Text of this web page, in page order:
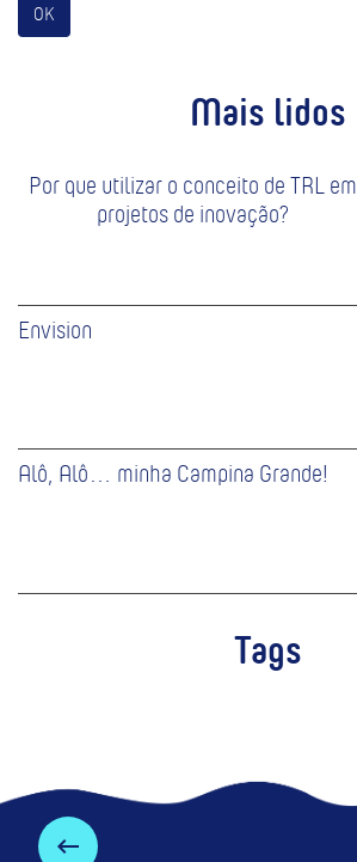
OK
Mais lidos
Por que utilizar o conceito de TRL em
projetos de inovação?
Envision
Alô, Alô… minha Campina Grande!
Tags
keyboard_backspace